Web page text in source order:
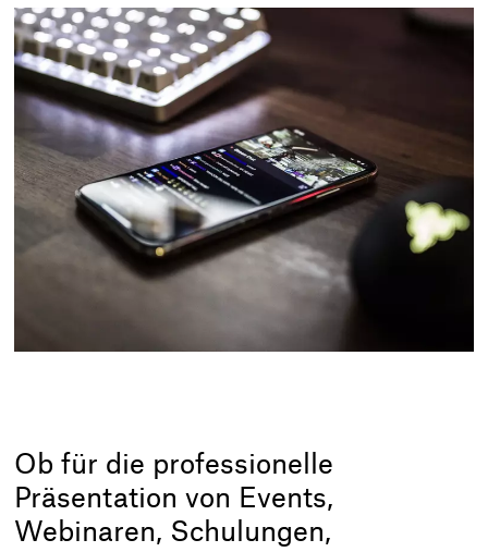
Ob für die professionelle
Präsentation von Events,
Webinaren, Schulungen,